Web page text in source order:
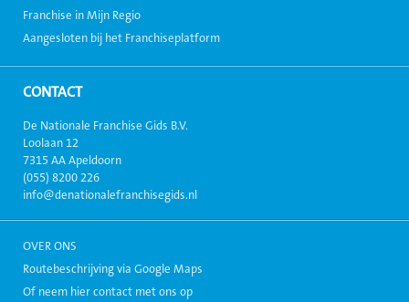
Franchise in Mijn Regio
Aangesloten bij het Franchiseplatform
CONTACT
De Nationale Franchise Gids B.V.
Loolaan 12
7315 AA Apeldoorn
(055) 8200 226
info@denationalefranchisegids.nl
OVER ONS
Routebeschrijving via Google Maps
Of neem hier contact met ons op